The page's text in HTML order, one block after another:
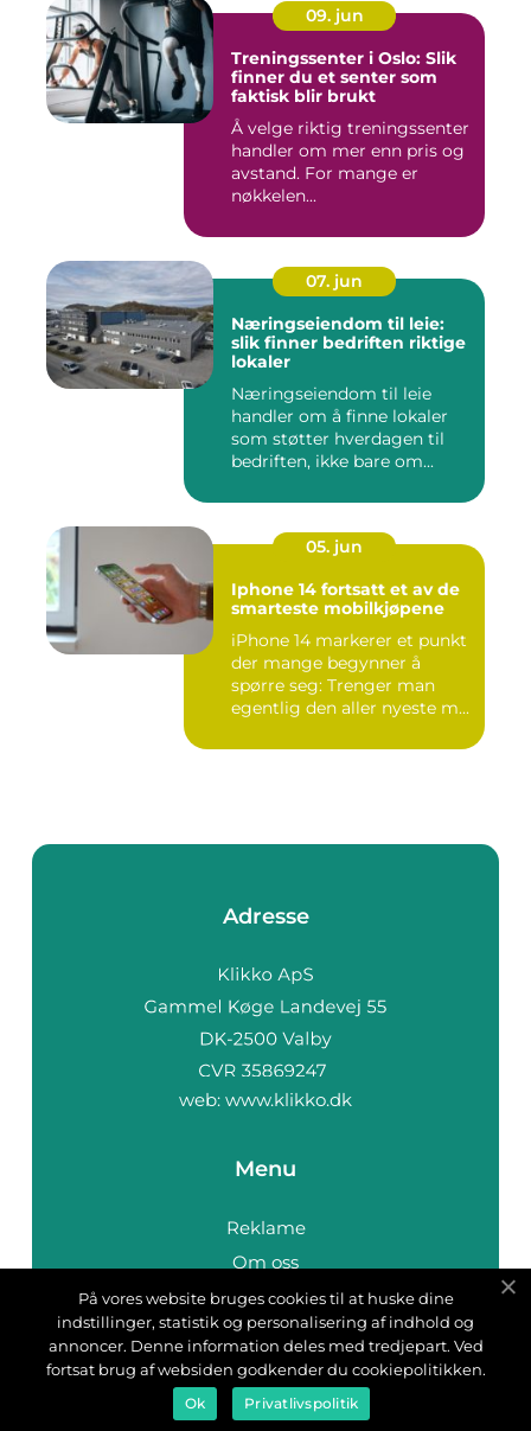
09. jun
Treningssenter i Oslo: Slik
finner du et senter som
faktisk blir brukt
Å velge riktig treningssenter
handler om mer enn pris og
avstand. For mange er
nøkkelen...
07. jun
Næringseiendom til leie:
slik finner bedriften riktige
lokaler
Næringseiendom til leie
handler om å finne lokaler
som støtter hverdagen til
bedriften, ikke bare om...
05. jun
Iphone 14 fortsatt et av de
smarteste mobilkjøpene
iPhone 14 markerer et punkt
der mange begynner å
spørre seg: Trenger man
egentlig den aller nyeste m...
Adresse
web: www.klikko.dk
Menu
Reklame
Om oss
Cookies
Kontakt Oss
Sitemap
På vores website bruges cookies til at huske dine
indstillinger, statistik og personalisering af indhold og
annoncer. Denne information deles med tredjepart. Ved
fortsat brug af websiden godkender du cookiepolitikken.
Ok Privatlivspolitik